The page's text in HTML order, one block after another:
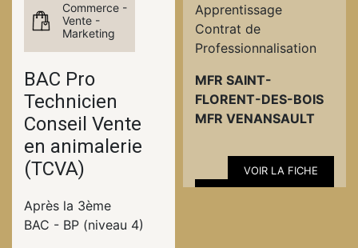
Apprentissage
Contrat de
Professionnalisation
MFR SAINT-
FLORENT-DES-BOIS
MFR VENANSAULT
VOIR LA FICHE
Commerce -
Vente -
Marketing
BAC Pro
Technicien
Conseil Vente
en animalerie
(TCVA)
Après la 3ème
BAC - BP (niveau 4)